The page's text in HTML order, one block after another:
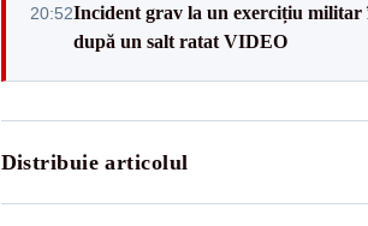
20:52Incident grav la un exercițiu militar
după un salt ratat VIDEO
Distribuie articolul